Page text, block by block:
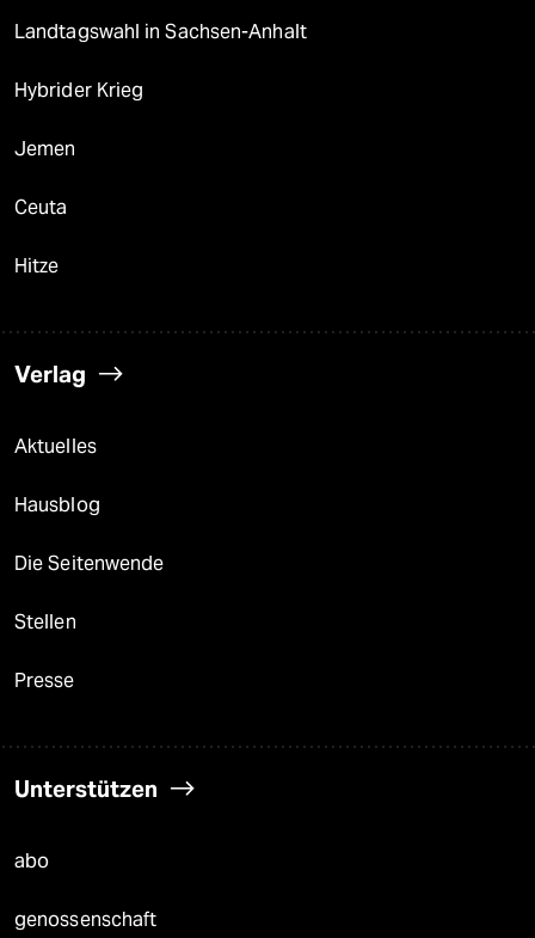
Landtagswahl in Sachsen-Anhalt
Hybrider Krieg
Jemen
Ceuta
Hitze
Verlag
Aktuelles
Hausblog
Die Seitenwende
Stellen
Presse
Unterstützen
abo
genossenschaft